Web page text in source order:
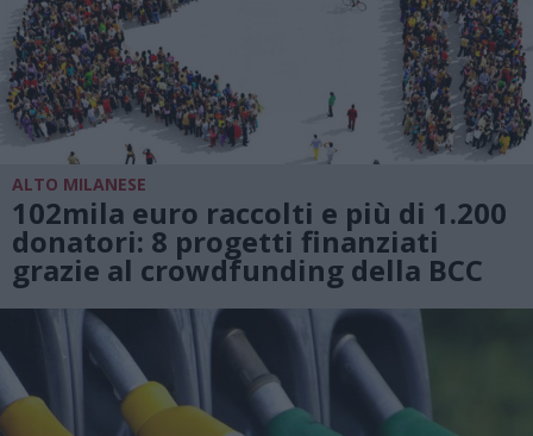
ALTO MILANESE
102mila euro raccolti e più di 1.200
donatori: 8 progetti finanziati
grazie al crowdfunding della BCC